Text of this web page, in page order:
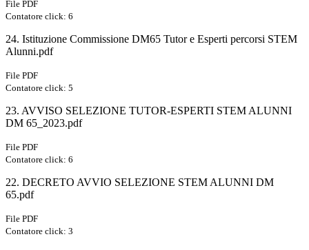
File PDF
Contatore click: 6
24. Istituzione Commissione DM65 Tutor e Esperti percorsi STEM
Alunni.pdf
File PDF
Contatore click: 5
23. AVVISO SELEZIONE TUTOR-ESPERTI STEM ALUNNI
DM 65_2023.pdf
File PDF
Contatore click: 6
22. DECRETO AVVIO SELEZIONE STEM ALUNNI DM
65.pdf
File PDF
Contatore click: 3